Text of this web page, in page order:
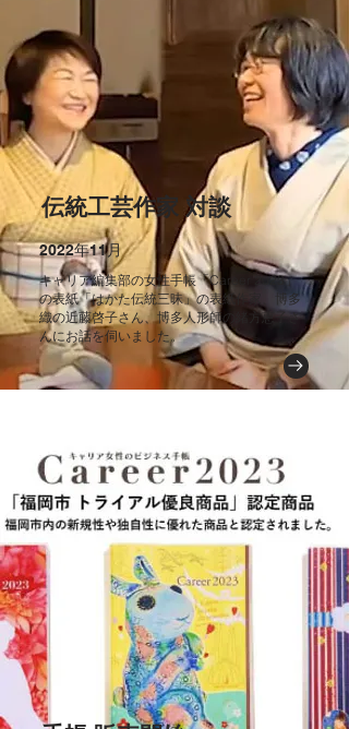
伝統工芸作家 対談
2022年11月
キャリア編集部の女性手帳「Career 2023」
の表紙「はかた伝統三昧」の表紙作家、博多
織の近藤啓子さん、博多人形師の緒方恵子さ
んにお話を伺いました。